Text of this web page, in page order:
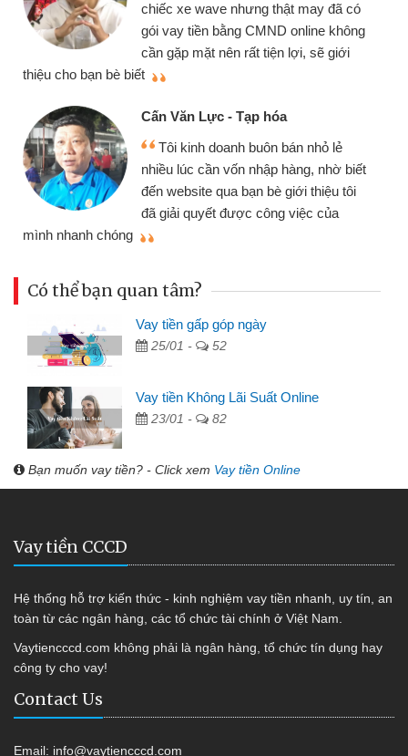
chiếc xe wave nhưng thật may đã có
gói vay tiền bằng CMND online không
cần gặp mặt nên rất tiện lợi, sẽ giới
thiệu cho bạn bè biết
Cấn Văn Lực - Tạp hóa
Tôi kinh doanh buôn bán nhỏ lẻ
nhiều lúc cần vốn nhập hàng, nhờ biết
đến website qua bạn bè giới thiệu tôi
đã giải quyết được công việc của
mình nhanh chóng
Có thể bạn quan tâm?
Vay tiền gấp góp ngày
25/01 - 52
Vay tiền Không Lãi Suất Online
23/01 - 82
Bạn muốn vay tiền? - Click xem Vay tiền Online
Vay tiền CCCD
Hệ thống hỗ trợ kiến thức - kinh nghiệm vay tiền nhanh, uy tín, an
toàn từ các ngân hàng, các tổ chức tài chính ở Việt Nam.
Vaytiencccd.com không phải là ngân hàng, tổ chức tín dụng hay
công ty cho vay!
Contact Us
Email: info@vaytiencccd.com